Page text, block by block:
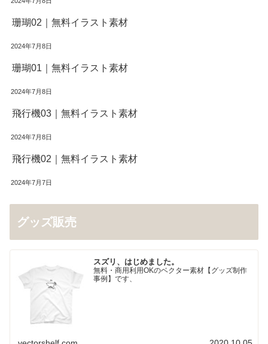
珊瑚02｜無料イラスト素材
2024年7月8日
珊瑚01｜無料イラスト素材
2024年7月8日
飛行機03｜無料イラスト素材
2024年7月8日
飛行機02｜無料イラスト素材
2024年7月7日
グッズ販売
スズリ、はじめました。
無料・商用利用OKのベクター素材【グッズ制作
事例】です、